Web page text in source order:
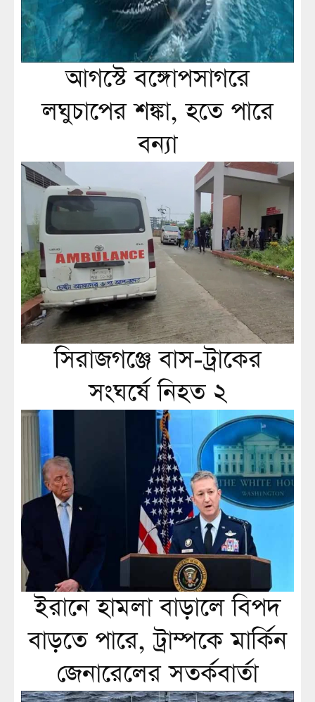
আগস্টে বঙ্গোপসাগরে
লঘুচাপের শঙ্কা, হতে পারে
বন্যা
সিরাজগঞ্জে বাস-ট্রাকের
সংঘর্ষে নিহত ২
ইরানে হামলা বাড়ালে বিপদ
বাড়তে পারে, ট্রাম্পকে মার্কিন
জেনারেলের সতর্কবার্তা